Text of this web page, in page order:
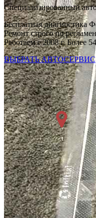
Специализированный
Бесплатная диагностика
Ремонт строго по
Работаем с 2008 г. Более
ВЫБРАТЬ АВТОСЕРВИС